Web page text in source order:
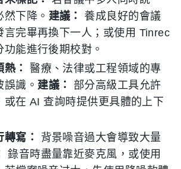
下降。 建議：
養成良好的會議
言完畢再換下一人；或使用 Tinrec
功能進行後期校對。
：
醫療、法律或工程領域的專
識。 建議：
部分高級工具允許
或在 AI 查詢時提供更具體的上下
寫：
背景噪音過大會導致大量
錄音時盡量靠近麥克風，或使用